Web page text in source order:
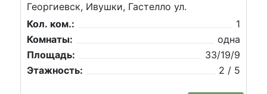
Георгиевск, Ивушки, Гастелло ул.
Кол. ком.:
1
Комнаты:
одна
Площадь:
33/19/9
Этажность:
2 / 5